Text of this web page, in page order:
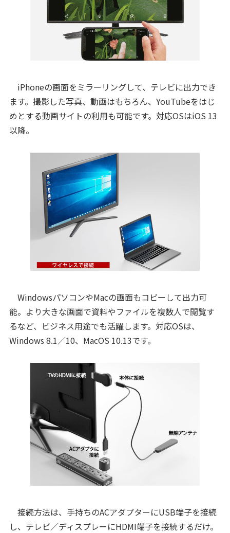
iPhoneの画面をミラーリングして、テレビに出力でき
ます。撮影した写真、動画はもちろん、YouTubeをはじ
めとする動画サイトの利用も可能です。対応OSはiOS 13
以降。
WindowsパソコンやMacの画面もコピーして出力可
能。より大きな画面で資料やファイルを複数人で閲覧す
るなど、ビジネス用途でも活躍します。対応OSは、
Windows 8.1／10、MacOS 10.13です。
接続方法は、手持ちのACアダプターにUSB端子を接続
し、テレビ／ディスプレーにHDMI端子を接続するだけ。